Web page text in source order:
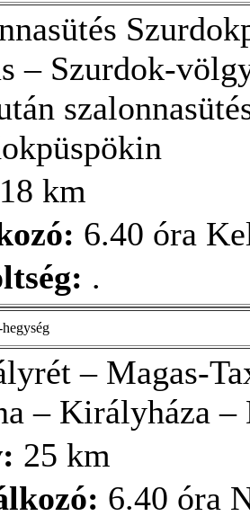
– Szurdok-
18 km
6.40 óra
.
– Magas-
– Királyháza –
25 km
6.40 óra